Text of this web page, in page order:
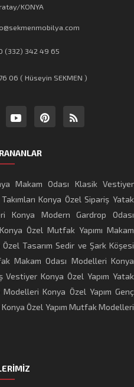
KONYA
(332) 342 49 65
06 ( Hüseyin SEKMEN )
Makam Odası
Klasik Vestiyer
Konya Özel Sipariş Yatak
Konya Modern Gardrop Odası
Konya Özel Mutfak Yapımı Makam
Özel Tasarım Sedir ve Şark Köşesi
Makam Odası Modelleri Konya
Vestiyer Konya Özel Yapım Yatak
Konya Özel Yapım Genç
Konya Özel Yapım Mutfak Modelleri